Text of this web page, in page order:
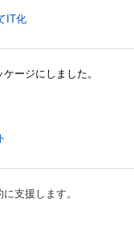
ージにしました。
支援します。